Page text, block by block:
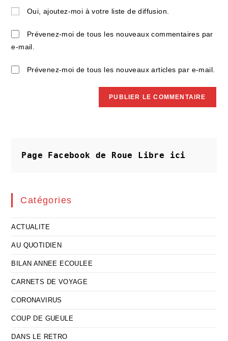
comment
de
site
(facultatif)
Oui, ajoutez-moi à votre liste de diffusion.
Prévenez-moi de tous les nouveaux commentaires par
e-mail.
Prévenez-moi de tous les nouveaux articles par e-mail.
Page Facebook de Roue Libre ici
Catégories
ACTUALITE
AU QUOTIDIEN
BILAN ANNEE ECOULEE
CARNETS DE VOYAGE
CORONAVIRUS
COUP DE GUEULE
DANS LE RETRO